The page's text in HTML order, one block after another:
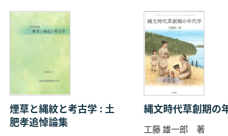
船からみたオホーツク文化の船(塚本浩司)
へ(熊木俊朗)
文集落(榊田朋広)
レプリカ法による土器圧痕調査(太田圭)
ク状木製品(大澤正吾)
化(市川岳朗)
北海道
ツクの古代文化(福田正宏・佐藤宏之)
煙草と縄紋と考古学 : 土
肥孝追悼論集
縄文時代草創期の
工藤 雄一郎 著